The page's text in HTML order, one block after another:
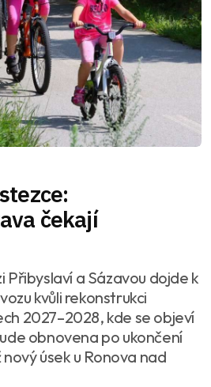
čekají
Přibyslaví a Sázavou dojde k
kvůli rekonstrukci
2027–2028, kde se objeví
obnovena po ukončení
úsek u Ronova nad